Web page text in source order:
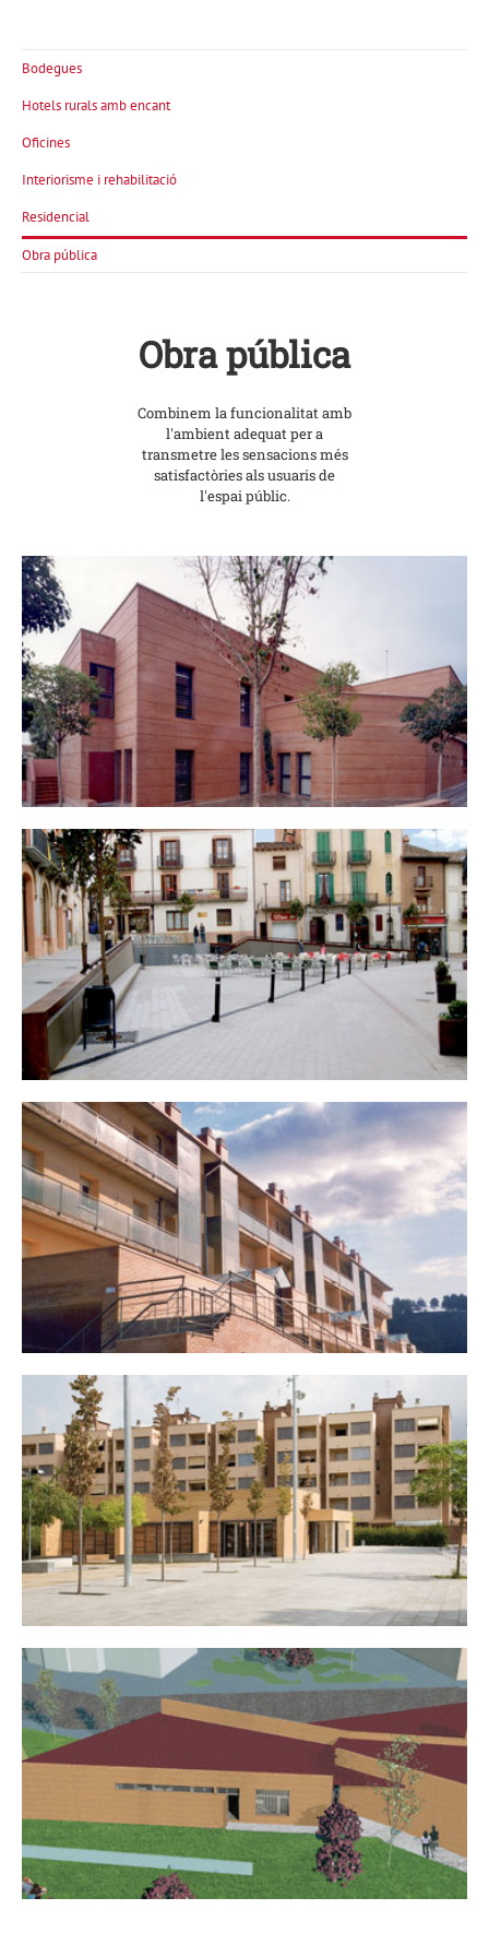
Bodegues
Hotels rurals amb encant
Oficines
Interiorisme i rehabilitació
Residencial
Obra pública
Obra pública
Combinem la funcionalitat amb
l'ambient adequat per a
transmetre les sensacions més
satisfactòries als usuaris de
l'espai públic.